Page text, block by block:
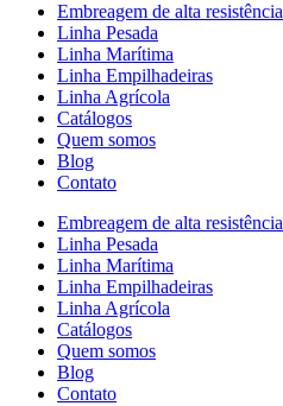
Embreagem de alta resistência
Linha Pesada
Linha Marítima
Linha Empilhadeiras
Linha Agrícola
Catálogos
Quem somos
Blog
Contato
Embreagem de alta resistência
Linha Pesada
Linha Marítima
Linha Empilhadeiras
Linha Agrícola
Catálogos
Quem somos
Blog
Contato